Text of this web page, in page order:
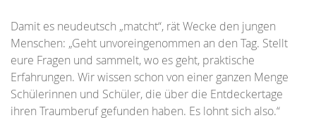
Damit es neudeutsch „matcht“, rät Wecke den jungen
Menschen: „Geht unvoreingenommen an den Tag. Stellt
eure Fragen und sammelt, wo es geht, praktische
Erfahrungen. Wir wissen schon von einer ganzen Menge
Schülerinnen und Schüler, die über die Entdeckertage
ihren Traumberuf gefunden haben. Es lohnt sich also.“